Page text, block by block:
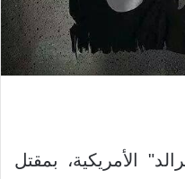
الأمريكية، بمقتل